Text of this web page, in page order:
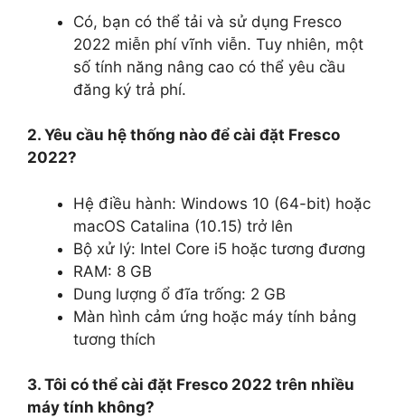
Có, bạn có thể tải và sử dụng Fresco
2022 miễn phí vĩnh viễn. Tuy nhiên, một
số tính năng nâng cao có thể yêu cầu
đăng ký trả phí.
2. Yêu cầu hệ thống nào để cài đặt Fresco
2022?
Hệ điều hành: Windows 10 (64-bit) hoặc
macOS Catalina (10.15) trở lên
Bộ xử lý: Intel Core i5 hoặc tương đương
RAM: 8 GB
Dung lượng ổ đĩa trống: 2 GB
Màn hình cảm ứng hoặc máy tính bảng
tương thích
3. Tôi có thể cài đặt Fresco 2022 trên nhiều
máy tính không?